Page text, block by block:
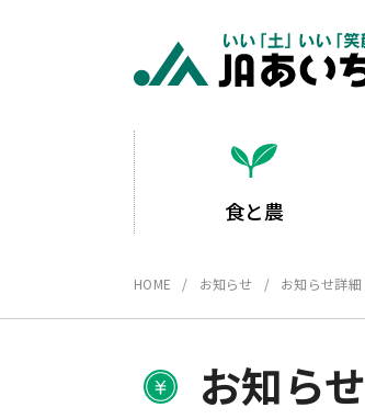
食と農
HOME お知らせ お知らせ詳細
お知らせ